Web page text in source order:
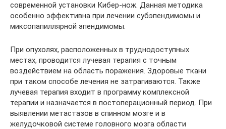
современной установки Кибер-нож. Данная методика
особенно эффективна при лечении субэпендимомы и
миксопапиллярной эпендимомы.
При опухолях, расположенных в труднодоступных
местах, проводится лучевая терапия с точным
воздействием на область поражения. Здоровые ткани
при таком способе лечения не затрагиваются. Также
лучевая терапия входит в программу комплексной
терапии и назначается в постоперационный период. При
выявлении метастазов в спинном мозге и в
желудочковой системе головного мозга области